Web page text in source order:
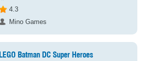
4.3
Mino Games
LEGO Batman DC Super Heroes